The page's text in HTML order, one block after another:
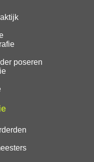
poseren